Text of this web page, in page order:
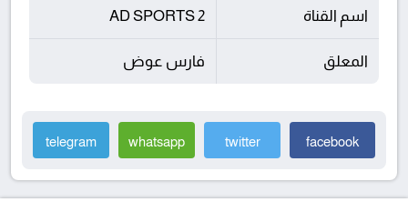
اسم القناة AD SPORTS 2
المعلق فارس عوض
facebook
twitter
whatsapp
telegram